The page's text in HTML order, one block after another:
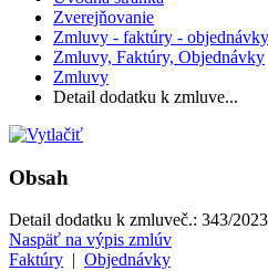
Zverejňovanie
Zmluvy - faktúry - objednávky
Zmluvy, Faktúry, Objednávky
Zmluvy
Detail dodatku k zmluve...
Obsah
Detail dodatku k zmluveč.: 343/
Naspäť na výpis zmlúv
Faktúry | Objednávky